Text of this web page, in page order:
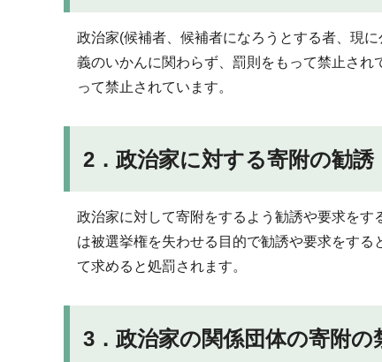
政治家(候補者、候補者になろうとする者、現
義のいかんに関わらず、罰則をもって禁止さ
って禁止されています。
2．政治家に対する寄附の勧誘
政治家に対して寄附をするよう勧誘や要求を
は被選挙権を失わせる目的で勧誘や要求をす
て求めると処罰されます。
3．政治家の関係団体の寄附の